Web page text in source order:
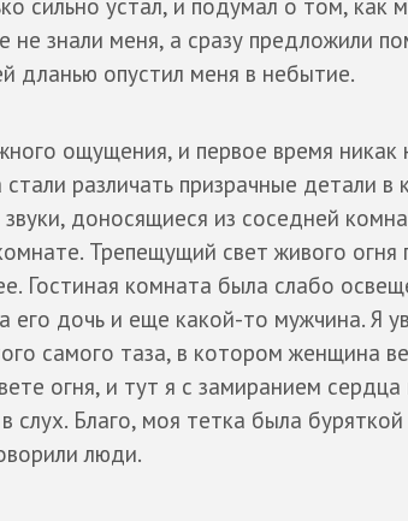
сильно устал, и подумал о том,
знали меня, а сразу предложили
дланью опустил меня в небытие.
ощущения, и первое время никак
различать призрачные детали
доносящиеся из соседней
Трепещущий свет живого огня
Гостиная комната была слабо
дочь и еще какой-то мужчина. Я
самого таза, в котором женщина
огня, и тут я с замиранием
слух. Благо, моя тетка была
люди.